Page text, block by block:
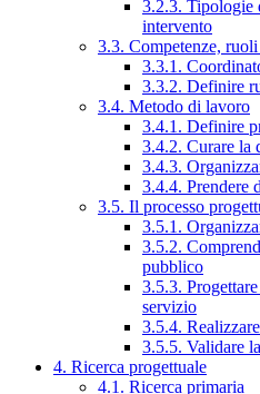
3.2.3. Tipologie
intervento
3.3. Competenze,
3.3.1.
3.3.2. Definire
3.4. Metodo di lavoro
3.4.1. Definire
3.4.2. Curare la
3.4.3.
3.4.4. Prendere
3.5. Il processo
3.5.1.
3.5.2.
pubblico
3.5.3.
servizio
3.5.4.
3.5.5. Validare
4. Ricerca progettuale
4.1. Ricerca primaria